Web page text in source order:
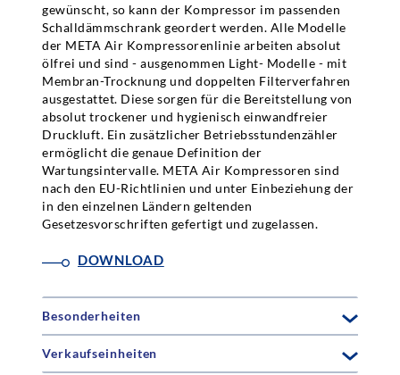
gewünscht, so kann der Kompressor im passenden
Schalldämmschrank geordert werden. Alle Modelle
der META Air Kompressorenlinie arbeiten absolut
ölfrei und sind - ausgenommen Light- Modelle - mit
Membran-Trocknung und doppelten Filterverfahren
ausgestattet. Diese sorgen für die Bereitstellung von
absolut trockener und hygienisch einwandfreier
Druckluft. Ein zusätzlicher Betriebsstundenzähler
ermöglicht die genaue Definition der
Wartungsintervalle. META Air Kompressoren sind
nach den EU-Richtlinien und unter Einbeziehung der
in den einzelnen Ländern geltenden
Gesetzesvorschriften gefertigt und zugelassen.
DOWNLOAD
Besonderheiten
Alle Modelle:
Verkaufseinheiten